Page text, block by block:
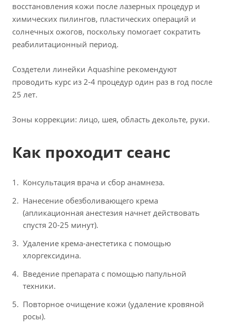
восстановления кожи после лазерных процедур и
химических пилингов, пластических операций и
солнечных ожогов, поскольку помогает сократить
реабилитационный период.
Создетели линейки Aquashine рекомендуют
проводить курс из 2-4 процедур один раз в год после
25 лет.
Зоны коррекции: лицо, шея, область декольте, руки.
Как проходит сеанс
Консультация врача и сбор анамнеза.
Нанесение обезболивающего крема
(апликационная анестезия начнет действовать
спустя 20-25 минут).
Удаление крема-анестетика с помощью
хлоргексидина.
Введение препарата с помощью папульной
техники.
Повторное очищение кожи (удаление кровяной
росы).